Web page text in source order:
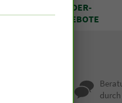
SONDER-
ANGEBOTE